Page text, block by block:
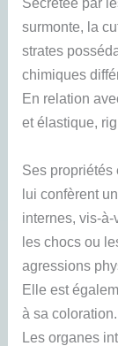
surmonte, la
strates
chimiques
En relation
et élastique,
Ses propriétés
lui confèrent
internes, vis-
les chocs ou
agressions
Elle est
à sa coloration.
Les organes